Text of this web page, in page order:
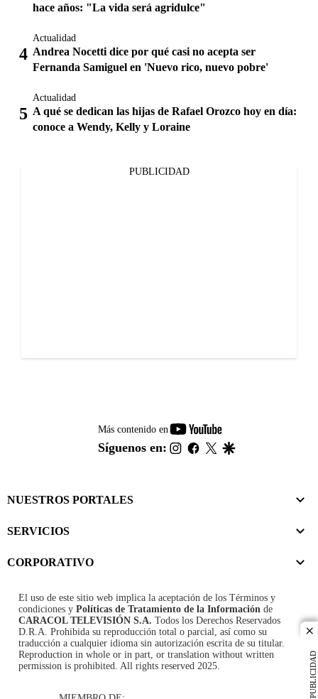
PUBLICIDAD
hace años: "La vida será agridulce"
Actualidad
Andrea Nocetti dice por qué casi no acepta ser
Fernanda Samiguel en 'Nuevo rico, nuevo pobre'
Actualidad
A qué se dedican las hijas de Rafael Orozco hoy en día:
conoce a Wendy, Kelly y Loraine
PUBLICIDAD
Más contenido en
youtube-
footer
Síguenos en: instagram
facebook
twitter
NUESTROS PORTALES
SERVICIOS
CORPORATIVO
El uso de este sitio web implica la aceptación de los Términos y
condiciones y Políticas de Tratamiento de la Información de
CARACOL TELEVISIÓN S.A. Todos los Derechos Reservados
D.R.A. Prohibida su reproducción total o parcial, así como su
traducción a cualquier idioma sin autorización escrita de su titular.
Reproduction in whole or in part, or translation without written
permission is prohibited. All rights reserved 2025.